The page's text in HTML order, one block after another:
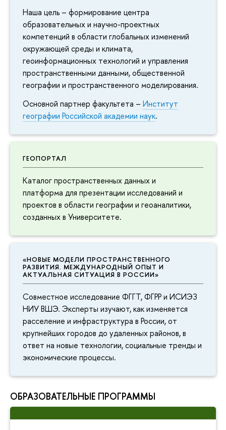
Наша цель – формирование центра
образовательных и научно-проектных
компетенций в области глобальных изменений
окружающей среды и климата,
геоинформационных технологий и управления
пространственными данными, общественной
географии и пространственного моделирования.
Основной партнер факультета – Институт
географии Российской академии наук.
ГЕОПОРТАЛ
Каталог пространственных данных и
платформа для презентации исследований и
проектов в области географии и геоаналитики,
созданных в Университете.
«НОВЫЕ МОДЕЛИ ПРОСТРАНСТВЕННОГО
РАЗВИТИЯ. МЕЖДУНАРОДНЫЙ ОПЫТ И
АКТУАЛЬНАЯ СИТУАЦИЯ В РОССИИ»
Совместное исследование ФГГТ, ФГРР и ИСИЭЗ
НИУ ВШЭ. Эксперты изучают, как изменяется
расселение и инфраструктура в России, от
крупнейших городов до удаленных районов, в
ответ на новые технологии, социальные тренды и
экономические процессы.
ОБРАЗОВАТЕЛЬНЫЕ ПРОГРАММЫ